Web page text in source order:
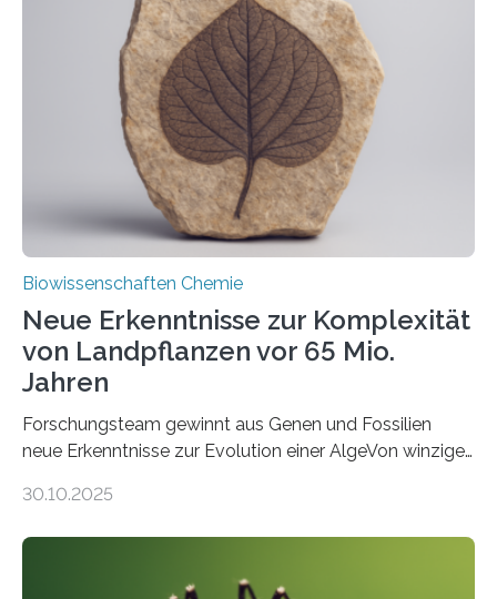
unbekannten Qualitätskontrollmechanismus des
peroxisomalen Proteintransports in der Bäckerhefe
Saccharomyces cerevisiae entdeckt, der für die
Funktionsfähigkeit der Organellen entscheidend ist. Die
Studie wurde am 28. Oktober 2025 in der
Fachzeitschrift…
Biowissenschaften Chemie
Neue Erkenntnisse zur Komplexität
von Landpflanzen vor 65 Mio.
Jahren
Forschungsteam gewinnt aus Genen und Fossilien
neue Erkenntnisse zur Evolution einer AlgeVon winzigen
Landpflanzen zählen zu den komplexesten
Grünalgen, die vor Hunderten von Millionen Jahren
30.10.2025